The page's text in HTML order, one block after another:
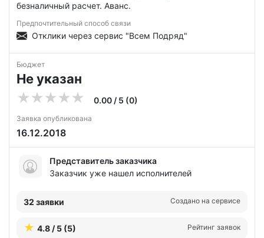
безналичный расчет. Аванс.
Предпочтительный способ связи
Отклики через сервис "Всем Подряд"
Бюджет
Не указан
0.00 / 5 (0)
Заявка опубликована
16.12.2018
Представитель заказчика
Заказчик уже нашел исполнителей
32 заявки Создано на сервисе
4.8 / 5 (5) Рейтинг заявок